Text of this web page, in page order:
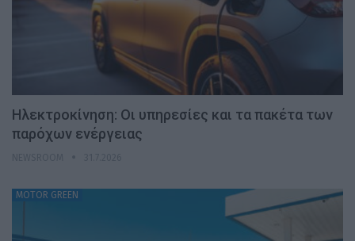
Ηλεκτροκίνηση: Οι υπηρεσίες και τα πακέτα των
παρόχων ενέργειας
MOTOR GREEN